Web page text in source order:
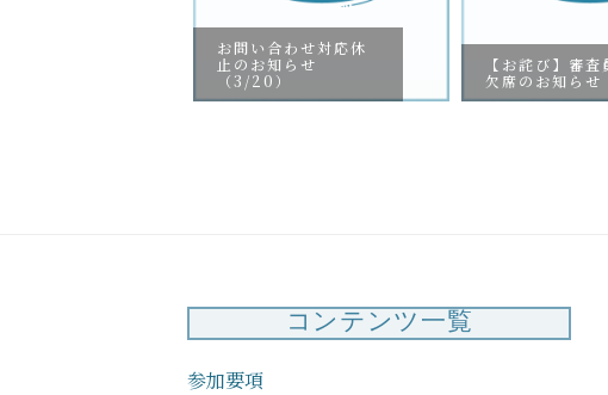
【お詫び】審査員ご
コンテンツ一覧
参加要項